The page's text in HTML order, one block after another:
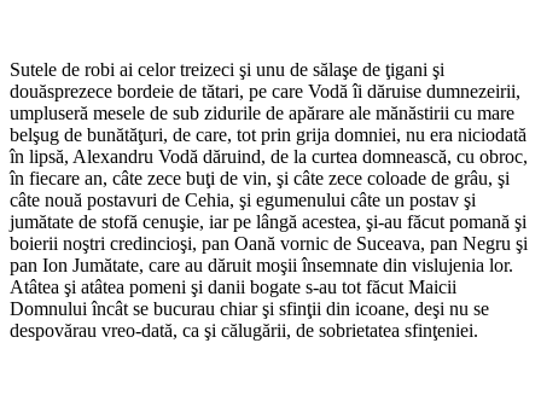
Sutele de robi ai celor treizeci şi unu de sălaşe de ţigani şi
douăsprezece bordeie de tătari, pe care Vodă îi dăruise dumnezeirii,
umpluseră mesele de sub zidurile de apărare ale mănăstirii cu mare
belşug de bunătăţuri, de care, tot prin grija domniei, nu era niciodată
în lipsă, Alexandru Vodă dăruind, de la curtea domnească, cu obroc,
în fiecare an, câte zece buţi de vin, şi câte zece coloade de grâu, şi
câte nouă postavuri de Cehia, şi egumenului câte un postav şi
jumătate de stofă cenuşie, iar pe lângă acestea, şi-au făcut pomană şi
boierii noştri credincioşi, pan Oană vornic de Suceava, pan Negru şi
pan Ion Jumătate, care au dăruit moşii însemnate din vislujenia lor.
Atâtea şi atâtea pomeni şi danii bogate s-au tot făcut Maicii
Domnului încât se bucurau chiar şi sfinţii din icoane, deşi nu se
despovărau vreo-dată, ca şi călugării, de sobrietatea sfinţeniei.